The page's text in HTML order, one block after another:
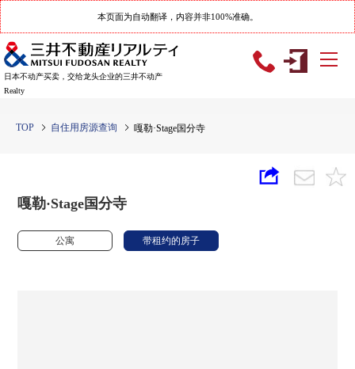
本页面为自动翻译，内容并非100%准确。
日本不动产买卖，交给龙头企业的三井不动产
Realty
TOP 自住用房源查询 嘎勒·Stage国分寺
嘎勒·Stage国分寺
公寓 带租约的房子